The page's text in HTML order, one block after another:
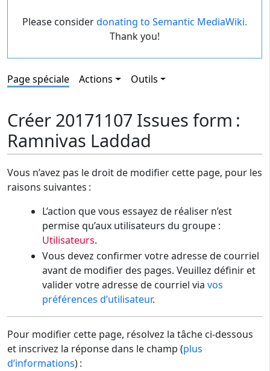
Please considerdonating to Semantic MediaWiki.
Thank you!
Page spéciale Actions Outils
Créer 20171107 Issues form :
Ramnivas Laddad
Vous n’avez pas le droit de modifier cette page, pour les
raisons suivantes :
L’action que vous essayez de réaliser n’est
permise qu’aux utilisateurs du groupe :
Utilisateurs.
Vous devez confirmer votre adresse de courriel
avant de modifier des pages. Veuillez définir et
valider votre adresse de courriel via vos
préférences d’utilisateur.
Pour modifier cette page, résolvez la tâche ci-dessous
et inscrivez la réponse dans le champ (plus
d’informations) :